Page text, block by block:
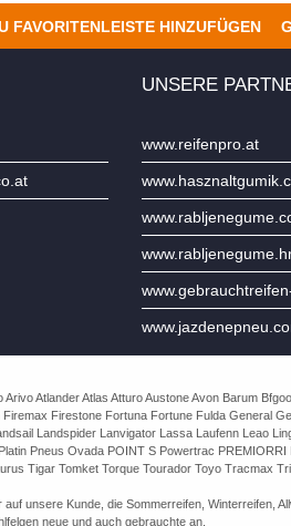
FAVORITENLEISTE HINZUFÜGEN
UNSERE
www.reifenpro.at
Arivo Atlander Atlas Atturo Austone Avon Barum
Firestone Fortuna Fortune Fulda General
Landspider Lanvigator Lassa Laufenn Leao
Pneus Ovada POINT S Powertrac
Tigar Tomket Torque Tourador Toyo Tracmax
unsere Kunde, die Sommerreifen, Winterreifen,
neue und auch gebrauchte an.